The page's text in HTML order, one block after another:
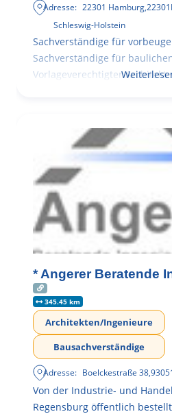
Adresse: 22301 Hamburg,22301
Schleswig-Holstein
Sachverständige für
Sachverständige für
Vorlageverechtigter Architekt
* Angerer Beratende
345.45 km
Architekten/Ingenieure
Bausachverständige
Adresse: Boelckestraße 38,
Von der Industrie- und
Regensburg öffentlich